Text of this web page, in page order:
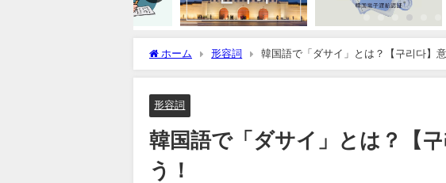
ホーム 形容詞 韓国語で「ダサイ」とは？【구리다】
形容詞
韓国語で「ダサイ」とは？【
う！